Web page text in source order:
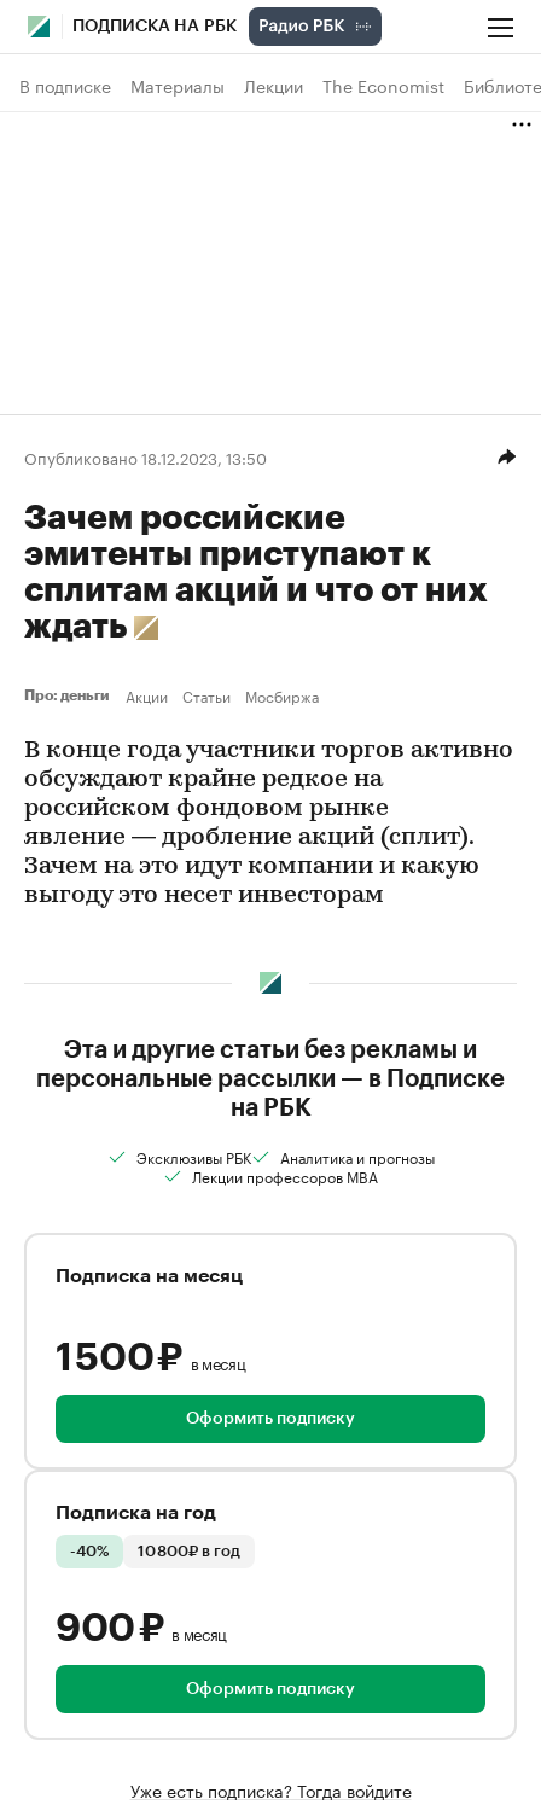
ПОДПИСКА НА РБК
В подписке Материалы Лекции The Economist
Опубликовано 18.12.2023, 13:50
Зачем российские
эмитенты приступают к
сплитам акций и что от них
ждать
Про: деньги Акции Статьи Мосбиржа
В конце года участники торгов активно
обсуждают крайне редкое на
российском фондовом рынке
явление — дробление акций (сплит).
Зачем на это идут компании и какую
выгоду это несет инвесторам
Эта и другие статьи без рекламы и
персональные рассылки — в Подписке
на РБК
Эксклюзивы РБК
Аналитика и прогнозы
Лекции профессоров MBA
Подписка на месяц
1 500 ₽ в месяц
Оформить подписку
Подписка на год
-40% 10 800₽ в год
900 ₽ в месяц
Оформить подписку
Уже есть подписка? Тогда войдите